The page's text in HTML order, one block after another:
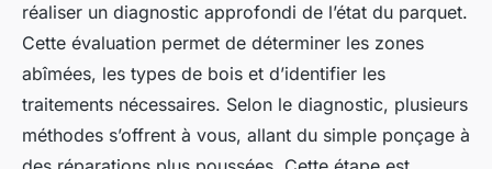
réaliser un diagnostic approfondi de l’état du parquet.
Cette évaluation permet de déterminer les zones
abîmées, les types de bois et d’identifier les
traitements nécessaires. Selon le diagnostic, plusieurs
méthodes s’offrent à vous, allant du simple ponçage à